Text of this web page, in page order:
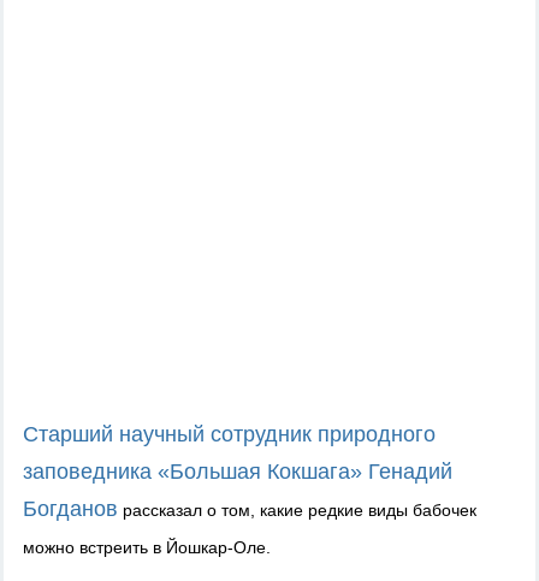
Старший научный сотрудник природного
заповедника «Большая Кокшага» Генадий
Богданов рассказал о том, какие редкие виды бабочек
можно встреить в Йошкар-Оле.